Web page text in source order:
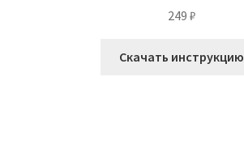
249 ₽
Скачать инструкцию